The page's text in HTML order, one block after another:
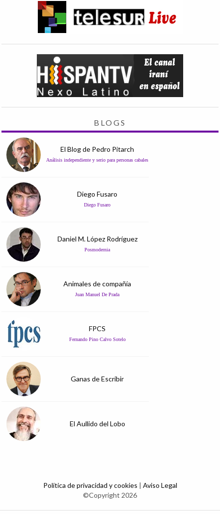
BLOGS
El Blog de Pedro Pitarch
Análisis independiente y serio para personas cabales
Diego Fusaro
Diego Fusaro
Daniel M. López Rodríguez
Posmodernia
Animales de compañía
Juan Manuel De Prada
FPCS
Fernando Pino Calvo Sotelo
Ganas de Escribir
El Aullido del Lobo
Política de privacidad y cookies | Aviso Legal
©Copyright 2026